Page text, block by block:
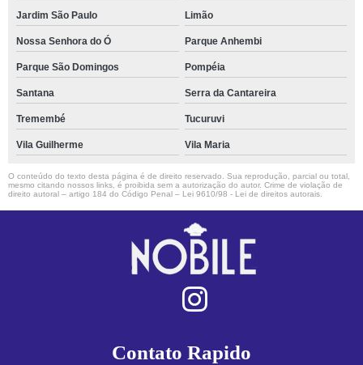
Jardim São Paulo Limão
Nossa Senhora do Ó Parque Anhembi
Parque São Domingos Pompéia
Santana Serra da Cantareira
Tremembé Tucuruvi
Vila Guilherme Vila Maria
O conteúdo do texto desta página é de direito reservado. Sua reprodução, parcial ou total,
mesmo citando nossos links, é proibida sem a autorização do autor. Crime de violação de
direito autoral – artigo 184 do Código Penal – Lei 9610/98 - Lei de direitos autorais.
Contato Rapido